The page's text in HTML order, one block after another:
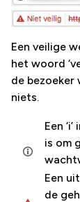
Een veilige
het woord
de
niets.
Een
is om
Een
de